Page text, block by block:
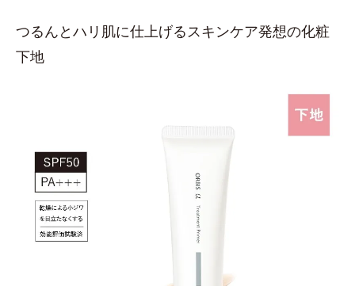
つるんとハリ肌に仕上げるスキンケア発想の化粧
下地